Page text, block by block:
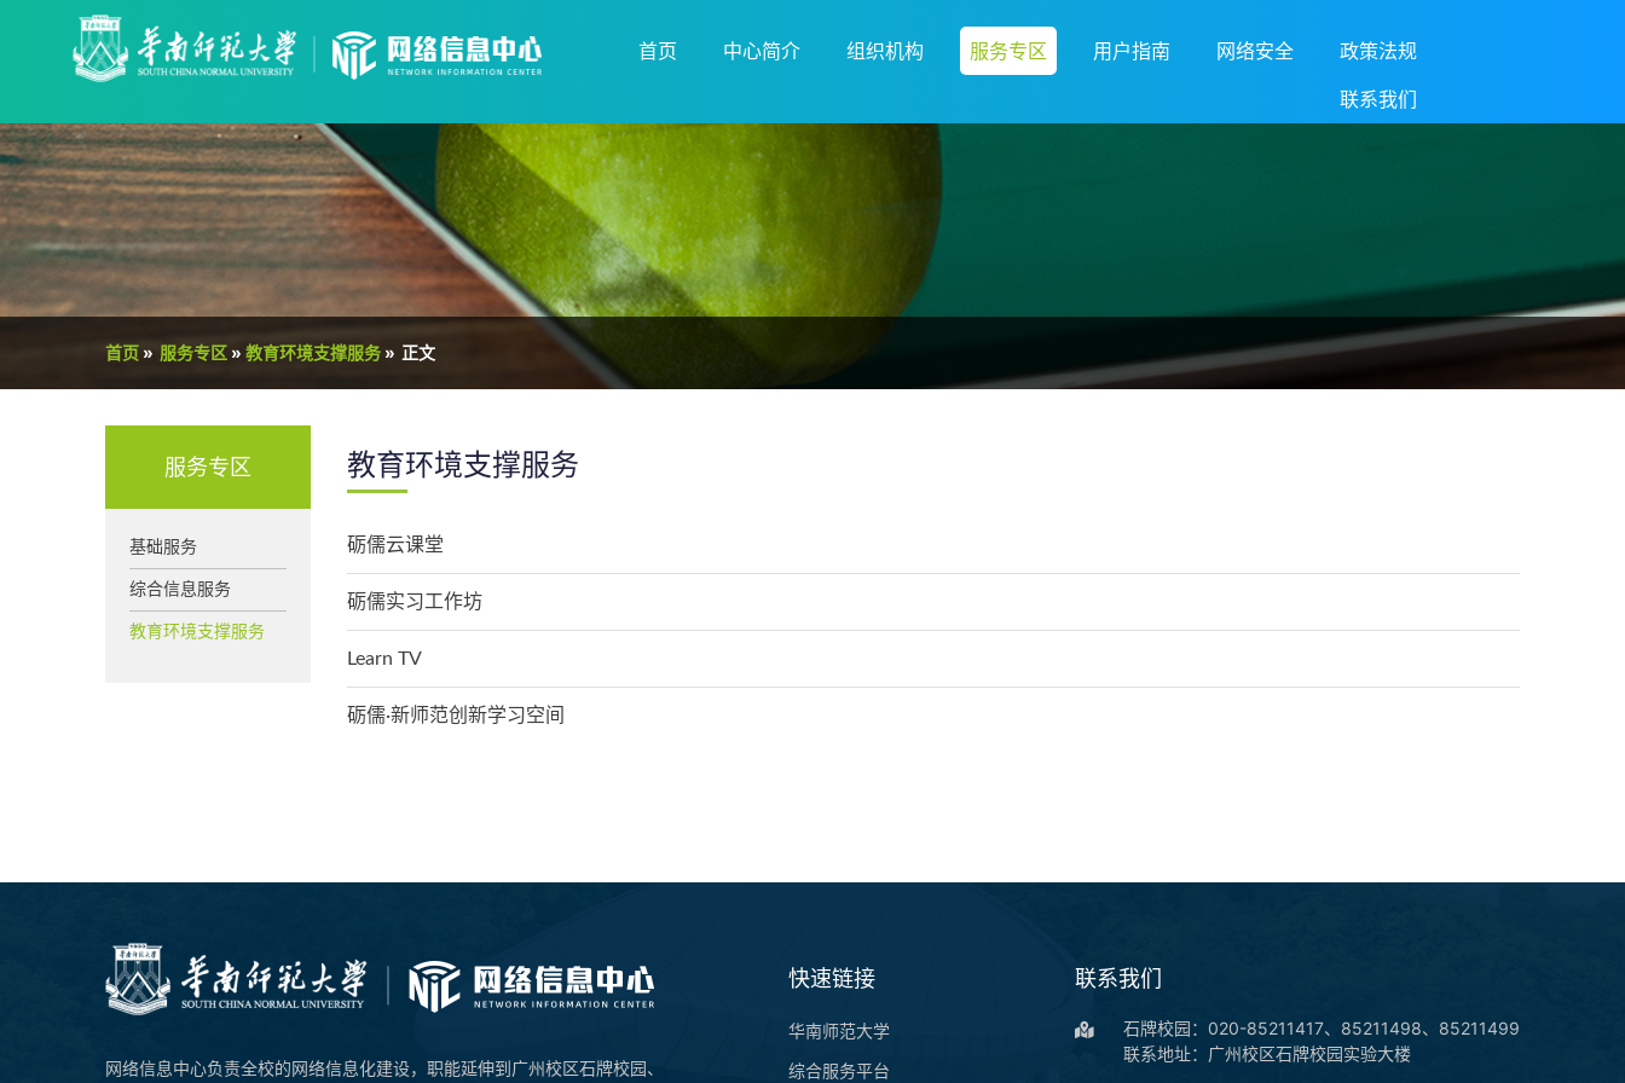
首页 中心简介 组织机构 服务专区 用户指南 网络安全
政策法规
联系我们
首页 » 服务专区 » 教育环境支撑服务 » 正文
服务专区
基础服务
综合信息服务
教育环境支撑服务
教育环境支撑服务
砺儒云课堂
砺儒实习工作坊
Learn TV
砺儒·新师范创新学习空间
网络信息中心负责全校的网络信息化建设，职能延伸到广州校区石牌校园、
快速链接
华南师范大学
综合服务平台
联系我们
石牌校园：020-85211417、85211498、85211499
联系地址：广州校区石牌校园实验大楼